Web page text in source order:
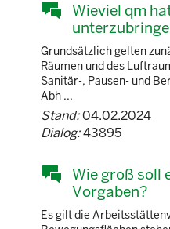
Wieviel qm
Grundsätzlich gelten
Räumen und des
Sanitär-, Pausen- und
Abh ...
Stand:04.02.2024
Dialog:43895
Wie groß soll
Vorgaben?
Es gilt die